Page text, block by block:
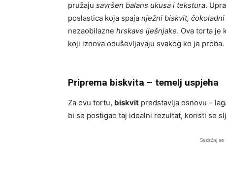
pružaju savršen balans ukusa i tekstura.
poslastica koja spaja nježni biskvit,
nezaobilazne hrskave lješnjake. Ova torta je
koji iznova oduševljavaju svakog ko je proba.
Priprema biskvita – temelj uspjeha
Za ovu tortu, biskvit predstavlja osnovu –
bi se postigao taj idealni rezultat, koristi se
Sadržaj se